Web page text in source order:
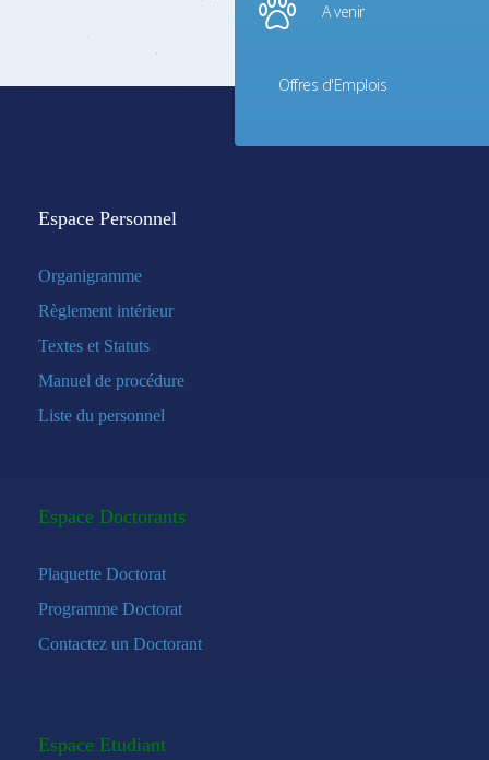
A venir
Offres d'Emplois
Espace Personnel
Organigramme
Règlement intérieur
Textes et Statuts
Manuel de procédure
Liste du personnel
Espace Doctorants
Plaquette Doctorat
Programme Doctorat
Contactez un Doctorant
Espace Etudiant